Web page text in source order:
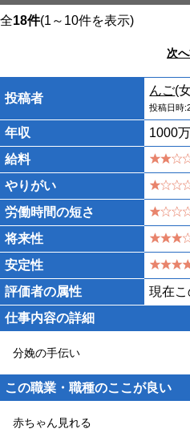
全18件(1～10件を表示)
次
投稿者
んご(
投稿日時
年収
1000
給料
やりがい
労働時間の短さ
将来性
安定性
評価者の属性
現在
仕事内容の詳細
分娩の手伝い
この職業・職種のここが良い
赤ちゃん見れる